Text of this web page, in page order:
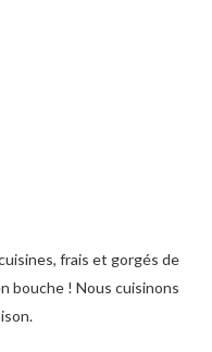
frais et gorgés de
bouche ! Nous cuisinons